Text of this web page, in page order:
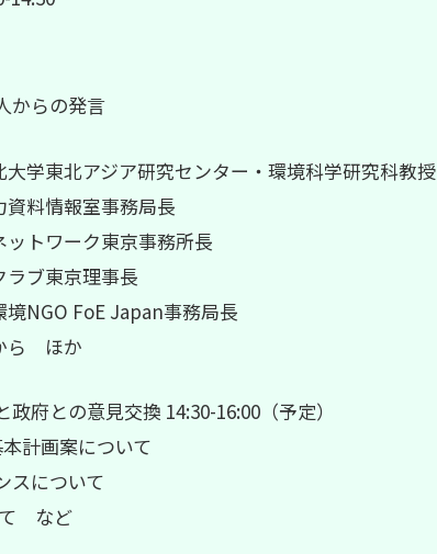
からの発言
大学東北アジア研究センター・環境科学研究科教授
料情報室事務局長
トワーク東京事務所長
ブ東京理事長
NGO FoE Japan事務局長
ら ほか
政府との意見交換 14:30-16:00（予定）
計画案について
スについて
て など